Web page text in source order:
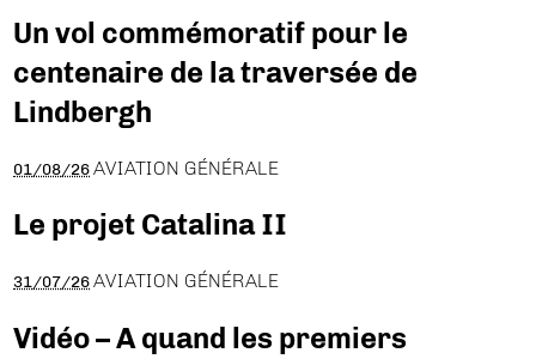
Un vol commémoratif pour le
centenaire de la traversée de
Lindbergh
01/08/26 AVIATION GÉNÉRALE
Le projet Catalina II
31/07/26 AVIATION GÉNÉRALE
Vidéo – A quand les premiers